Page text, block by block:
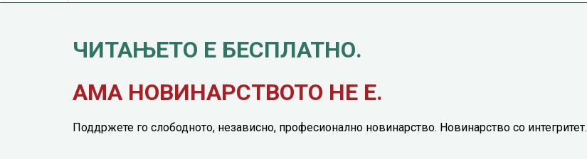
Мирослав Илиоски
©SDK.MK Крадењето авторски текстови е казниво со закон.
Преземањето на авторски содржини (текстови) од оваа
ЧИТАЊЕТО Е БЕСПЛАТНО.
АМА НОВИНАРСТВОТО НЕ Е.
Поддржете го слободното, независно, професионално новинарство. Новинарство со интегритет.